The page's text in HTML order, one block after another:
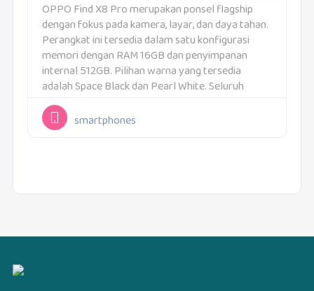
OPPO Find X8 Pro merupakan ponsel flagship
dengan fokus pada kamera, layar, dan daya tahan.
Perangkat ini tersedia dalam satu konfigurasi
memori dengan RAM 16GB dan penyimpanan
internal 512GB. Pilihan warna yang tersedia
adalah Space Black dan Pearl White. Seluruh
perangkat yang dipasarkan memiliki spesifikasi inti
yang sama.Desain bodinya terasa...
smartphones